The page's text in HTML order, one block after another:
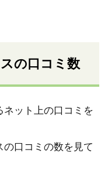
の口コミ数
ット上の口コミを
口コミの数を見て